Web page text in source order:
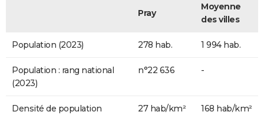
Pray
Moyenne
des villes
Population (2023) 278 hab. 1 994 hab.
Population : rang national
(2023)
n°22 636 -
Densité de population
27 hab/km² 168 hab/km²